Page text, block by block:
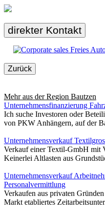
direkter Kontakt
Zurück
Mehr aus der Region Bautzen
Unternehmensfinanzierung
Ich suche Investoren oder
von PKW Anhängern, auf der
Unternehmensverkauf
Verkauf einer Textil-GmbH mit
Keinerlei Altlasten aus
Unternehmensverkauf
Personalvermittlung
Verkaufen aus privaten
Markt etabliertes